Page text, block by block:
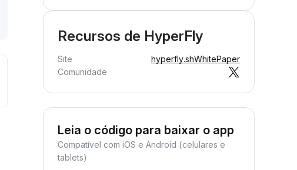
Recursos de HyperFly
Site hyperfly.shWhitePaper
Comunidade
Leia o código para baixar o app
Compatível com iOS e Android (celulares e
tablets)